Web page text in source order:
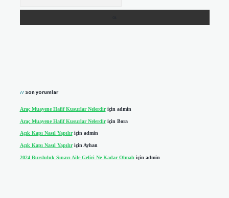
Son yorumlar
Araç Muayene Hafif Kusurlar Nelerdiriçin admin
Araç Muayene Hafif Kusurlar Nelerdiriçin Bora
Açık Kapı Nasıl Yapılıriçin admin
Açık Kapı Nasıl Yapılıriçin Ayhan
2024 Bursluluk Sınavı Aile Geliri Ne Kadar Olmalıiçin admin